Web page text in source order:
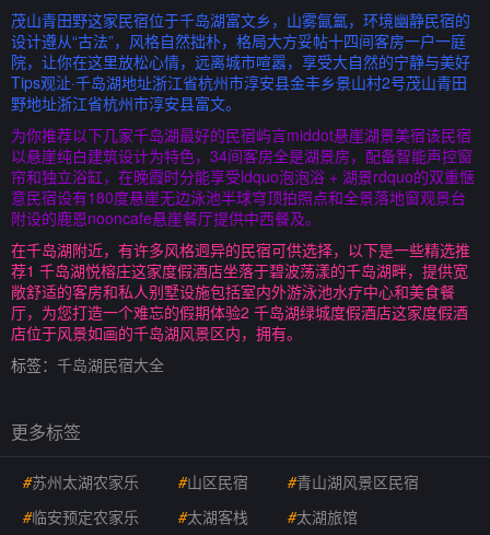
茂山青田野这家民宿位于千岛湖富文乡，山雾氤氲，环境幽静民宿的
设计遵从“古法”，风格自然拙朴，格局大方妥帖十四间客房一户一庭
院，让你在这里放松心情，远离城市喧嚣，享受大自然的宁静与美好
Tips观沚·千岛湖地址浙江省杭州市淳安县金丰乡景山村2号茂山青田
野地址浙江省杭州市淳安县富文。
为你推荐以下几家千岛湖最好的民宿屿言middot悬崖湖景美宿该民宿
以悬崖纯白建筑设计为特色，34间客房全是湖景房，配备智能声控窗
帘和独立浴缸，在晚霞时分能享受ldquo泡泡浴 + 湖景rdquo的双重惬
意民宿设有180度悬崖无边泳池半球穹顶拍照点和全景落地窗观景台
附设的鹿恩nooncafe悬崖餐厅提供中西餐及。
在千岛湖附近，有许多风格迥异的民宿可供选择，以下是一些精选推
荐1 千岛湖悦榕庄这家度假酒店坐落于碧波荡漾的千岛湖畔，提供宽
敞舒适的客房和私人别墅设施包括室内外游泳池水疗中心和美食餐
厅，为您打造一个难忘的假期体验2 千岛湖绿城度假酒店这家度假酒
店位于风景如画的千岛湖风景区内，拥有。
标签： 千岛湖民宿大全
更多标签
#苏州太湖农家乐 #山区民宿 #青山湖风景区民宿
#临安预定农家乐 #太湖客栈 #太湖旅馆